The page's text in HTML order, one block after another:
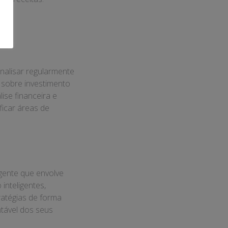
regularmente
investimento
financeira e
áreas de
que envolve
de forma
dos seus